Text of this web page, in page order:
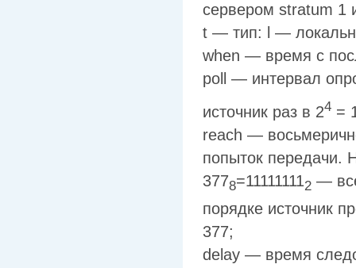
сервером stratum 1
t — тип: l —
when — время с
poll — интервал
источник раз в 24 =
reach —
попыток передачи.
3778=111111112 —
порядке источник
377;
delay — время